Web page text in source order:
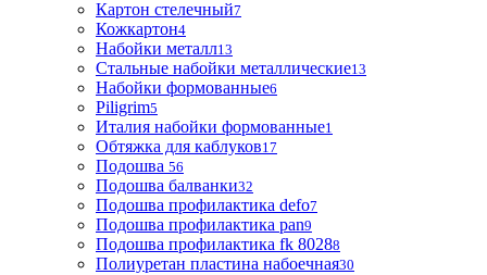
Картон стелечный7
Кожкартон4
Набойки металл13
Стальные набойки металлические13
Набойки формованные6
Piligrim5
Италия набойки формованные1
Обтяжка для каблуков17
Подошва 56
Подошва балванки32
Подошва профилактика defo7
Подошва профилактика pan9
Подошва профилактика fk 80288
Полиуретан пластина набоечная30